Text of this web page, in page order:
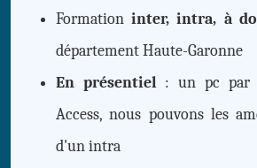
Formationinter, intra, à
département Haute-Garonne
En présentiel: un pc par
Access, nous pouvons les
d'un intra